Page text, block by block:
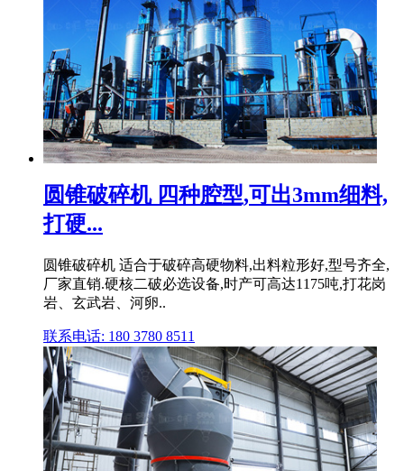
圆锥破碎机 四种腔型,可出3mm细料,
打硬...
圆锥破碎机 适合于破碎高硬物料,出料粒形好,型号齐全,
厂家直销.硬核二破必选设备,时产可高达1175吨,打花岗
岩、玄武岩、河卵..
联系电话: 180 3780 8511